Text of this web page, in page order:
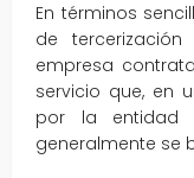
En términos
de
empresa
servicio que, en
por la entidad
generalmente se